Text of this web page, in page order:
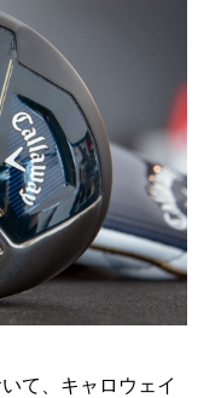
て、キャロウェイ